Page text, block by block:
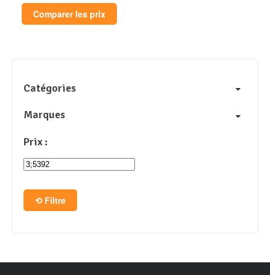
Comparer les prix
Catégories
Marques
Prix :
Filtre